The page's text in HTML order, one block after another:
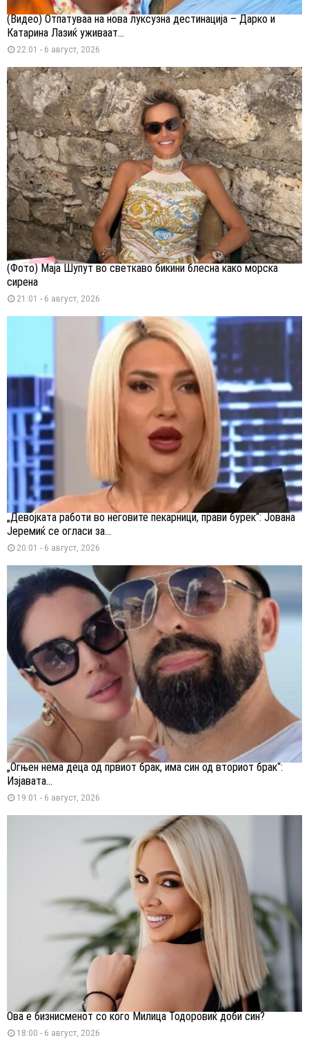
(Видео) Отпатуваа на нова луксузна дестинација – Дарко и
Катарина Лазиќ уживаат...
22:01 - 6 август, 2026
(Фото) Маја Шупут во светкаво бикини блесна како морска
сирена
21:01 - 6 август, 2026
„Девојката работи во неговите пекарници, прави бурек“: Јована
Јеремиќ се огласи за...
20:01 - 6 август, 2026
„Огњен нема деца од првиот брак, има син од вториот брак“:
Изјавата...
19:01 - 6 август, 2026
Ова е бизнисменот со кого Милица Тодоровиќ доби син?
18:00 - 6 август, 2026